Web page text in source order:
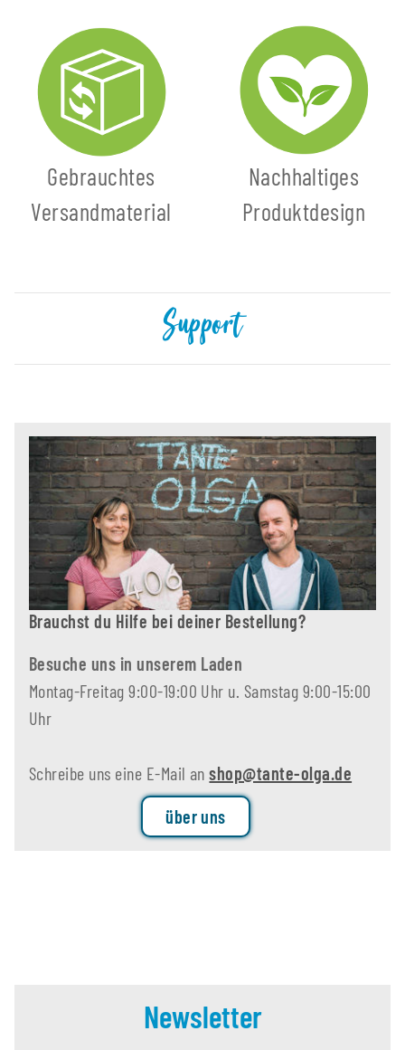
Gebrauchtes
Versandmaterial
Nachhaltiges
Produktdesign
Support
Brauchst du Hilfe bei deiner Bestellung?
Besuche uns in unserem Laden
Montag-Freitag 9:00-19:00 Uhr u. Samstag 9:00-15:00
Uhr
Schreibe uns eine E-Mail anshop@tante-olga.de
über uns
Newsletter